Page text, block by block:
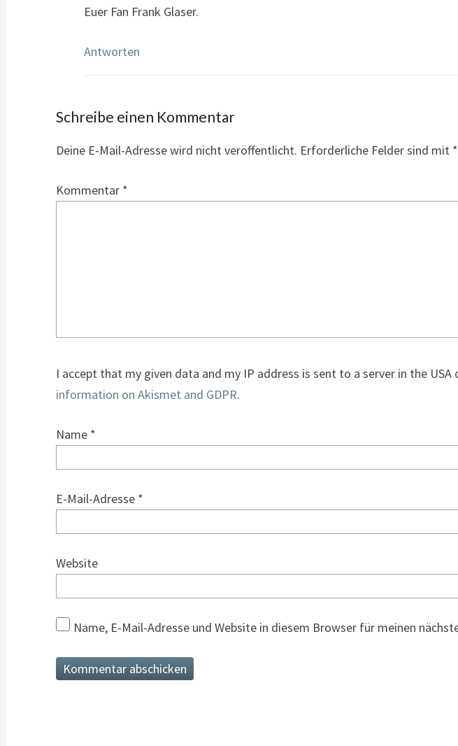
Euer Fan Frank Glaser.
Antworten
Schreibe einen Kommentar
Deine E-Mail-Adresse wird nicht veröffentlicht. Erforderliche Felder sind mit *
Kommentar *
I accept that my given data and my IP address is sent to a server in the
information on Akismet and GDPR.
Name *
E-Mail-Adresse *
Website
Name, E-Mail-Adresse und Website in diesem Browser für meinen